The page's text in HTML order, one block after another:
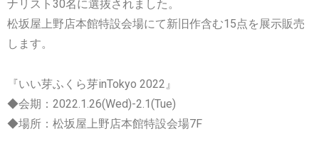
ナリスト30名に選抜されました。
松坂屋上野店本館特設会場にて新旧作含む15点を展示販売
します。
『いい芽ふくら芽inTokyo 2022』
◆会期：2022.1.26(Wed)-2.1(Tue)
◆場所：松坂屋上野店本館特設会場7F